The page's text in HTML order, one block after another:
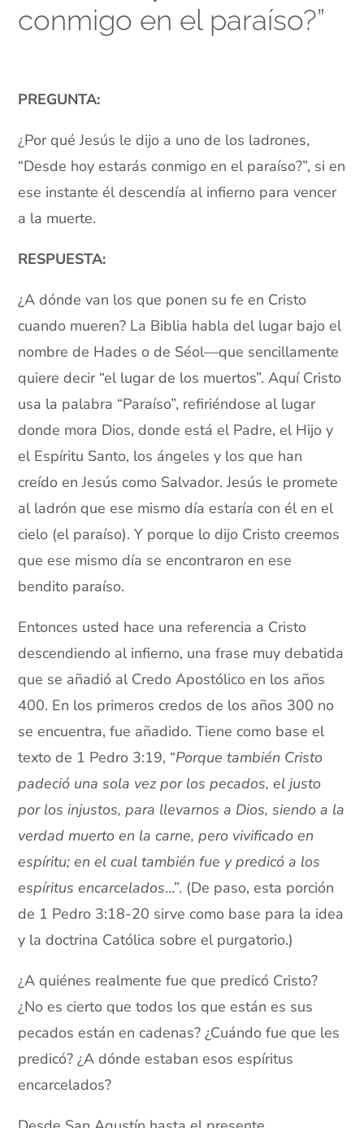
conmigo en el paraíso?”
PREGUNTA:
¿Por qué Jesús le dijo a uno de los ladrones,
“Desde hoy estarás conmigo en el paraíso?”, si en
ese instante él descendía al infierno para vencer
a la muerte.
RESPUESTA:
¿A dónde van los que ponen su fe en Cristo
cuando mueren? La Biblia habla del lugar bajo el
nombre de Hades o de Séol—que sencillamente
quiere decir “el lugar de los muertos”. Aquí Cristo
usa la palabra “Paraíso”, refiriéndose al lugar
donde mora Dios, donde está el Padre, el Hijo y
el Espíritu Santo, los ángeles y los que han
creído en Jesús como Salvador. Jesús le promete
al ladrón que ese mismo día estaría con él en el
cielo (el paraíso). Y porque lo dijo Cristo creemos
que ese mismo día se encontraron en ese
bendito paraíso.
Entonces usted hace una referencia a Cristo
descendiendo al infierno, una frase muy debatida
que se añadió al Credo Apostólico en los años
400. En los primeros credos de los años 300 no
se encuentra, fue añadido. Tiene como base el
texto de 1 Pedro 3:19, “Porque también Cristo
padeció una sola vez por los pecados, el justo
por los injustos, para llevarnos a Dios, siendo a la
verdad muerto en la carne, pero vivificado en
espíritu; en el cual también fue y predicó a los
espíritus encarcelados…”. (De paso, esta porción
de 1 Pedro 3:18-20 sirve como base para la idea
y la doctrina Católica sobre el purgatorio.)
¿A quiénes realmente fue que predicó Cristo?
¿No es cierto que todos los que están es sus
pecados están en cadenas? ¿Cuándo fue que les
predicó? ¿A dónde estaban esos espíritus
encarcelados?